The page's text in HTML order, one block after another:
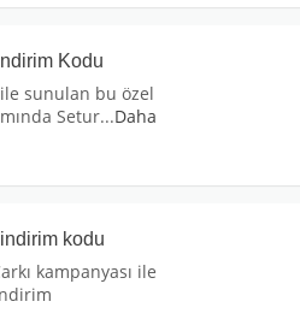
Kodu
sunulan bu özel
Setur...Daha
kodu
kampanyası ile